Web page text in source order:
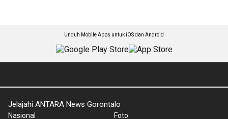
Unduh Mobile Apps untuk iOS dan Android
Jelajahi ANTARA News Gorontalo
Nasional Foto